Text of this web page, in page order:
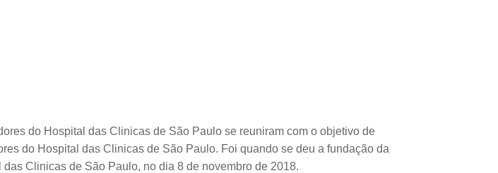
do Hospital das Clinicas de São Paulo se reuniram com o objetivo de
do Hospital das Clinicas de São Paulo. Foi quando se deu a fundação da
Clinicas de São Paulo, no dia 8 de novembro de 2018.